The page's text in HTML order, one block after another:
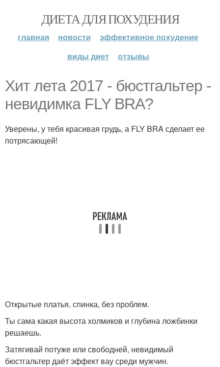
ДИЕТА ДЛЯ ПОХУДЕНИЯ
главная новости
эффективное похудение
виды диет
отзывы
Хит лета 2017 - бюстгальтер -
невидимка FLY BRA?
Уверены, у тебя красивая грудь, а FLY BRA сделает ее
потрясающей!
Открытые платья, спинка, без проблем.
Ты сама какая высота холмиков и глубина ложбинки
решаешь.
Затягивай потуже или свободней, невидимый
бюстгальтер даёт эффект вау среди мужчин.